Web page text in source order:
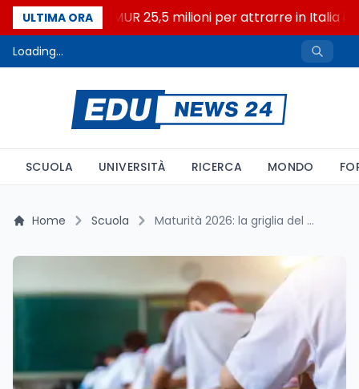
ULTIMA ORA
Università: dal MUR 25,5 milioni per attrarre in Italia i
Loading...
SCUOLA UNIVERSITÀ RICERCA MONDO
Home Scuola Maturità 2026: la griglia del colloquio premia la 'maturazione personale'